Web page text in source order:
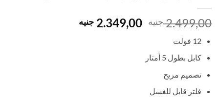
2.499,00 جنيه السعر
الأصلي
2.349,00 جنيه
12 فولت
كابل بطول 5 أمتار
تصميم مريح
فلتر قابل للغسل